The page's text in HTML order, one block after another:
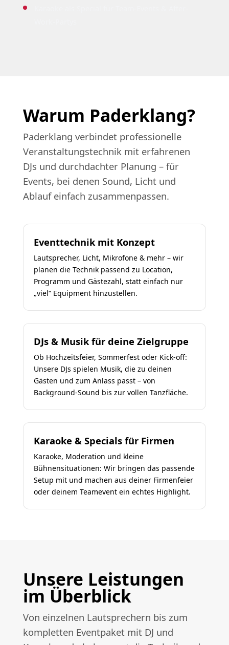
Warum Paderklang?
Paderklang verbindet professionelle
Veranstaltungstechnik mit erfahrenen
DJs und durchdachter Planung – für
Events, bei denen Sound, Licht und
Ablauf einfach zusammenpassen.
Eventtechnik mit Konzept
Lautsprecher, Licht, Mikrofone & mehr – wir
planen die Technik passend zu Location,
Programm und Gästezahl, statt einfach nur
„viel“ Equipment hinzustellen.
DJs & Musik für deine Zielgruppe
Ob Hochzeitsfeier, Sommerfest oder Kick-off:
Unsere DJs spielen Musik, die zu deinen
Gästen und zum Anlass passt – von
Background-Sound bis zur vollen Tanzfläche.
Karaoke & Specials für Firmen
Karaoke, Moderation und kleine
Bühnensituationen: Wir bringen das passende
Setup mit und machen aus deiner Firmenfeier
oder deinem Teamevent ein echtes Highlight.
Unsere Leistungen
im Überblick
Von einzelnen Lautsprechern bis zum
kompletten Eventpaket mit DJ und